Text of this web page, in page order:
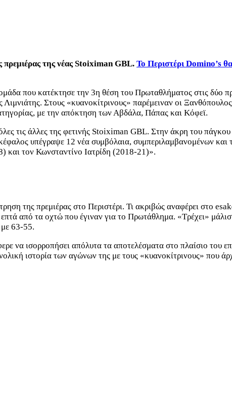
πρεμιέρας της νέας Stoiximan GBL. Το Περιστέρι Domino’s
που κατέκτησε την 3η θέση του Πρωταθλήματος στις δύο
Στους «κυανοκίτρινους» παρέμειναν οι
με την απόκτηση των Αβδάλα, Πάπας και Κόφεϊ.
τις άλλες της φετινής Stoiximan GBL. Στην άκρη του πάγκου
υπέγραψε 12 νέα συμβόλαια, συμπεριλαμβανομένων
και τον Κωνσταντίνο Ιατρίδη (2018-21)».
της πρεμιέρας στο Περιστέρι. Τι ακριβώς αναφέρει στο
από τα οχτώ που έγιναν για το Πρωτάθλημα. «Τρέχει»
με 63-55.
να ισορροπήσει απόλυτα τα αποτελέσματα στο πλαίσιο του
ιστορία των αγώνων της με τους «κυανοκίτρινους» που